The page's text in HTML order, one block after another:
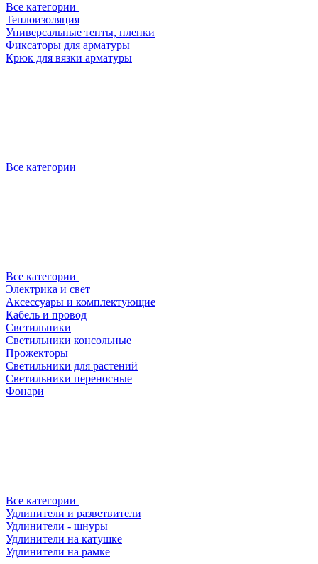
Все категории
Теплоизоляция
Универсальные тенты, пленки
Фиксаторы для арматуры
Крюк для вязки арматуры
Все категории
Все категории
Электрика и свет
Аксессуары и комплектующие
Кабель и провод
Светильники
Светильники консольные
Прожекторы
Светильники для растений
Светильники переносные
Фонари
Все категории
Удлинители и разветвители
Удлинители - шнуры
Удлинители на катушке
Удлинители на рамке